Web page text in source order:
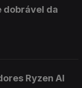
dobrável da
Ryzen AI